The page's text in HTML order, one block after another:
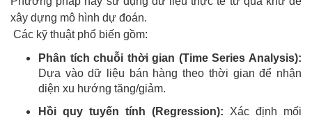
xây dựng mô hình dự đoán.
Các kỹ thuật phổ biến gồm:
Phân tích chuỗi thời gian (Time Series Analysis):
Dựa vào dữ liệu bán hàng theo thời gian để nhận
diện xu hướng tăng/giảm.
Hồi quy tuyến tính (Regression): Xác định mối